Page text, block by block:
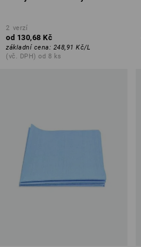
2 verzí
od 130,68 Kč
základní cena: 248,91 Kč/L
(vč. DPH) od 8 ks